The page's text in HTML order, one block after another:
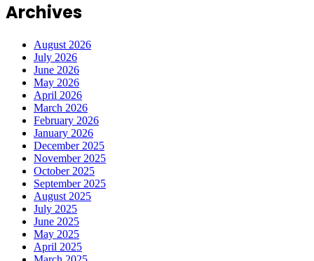
Archives
August 2026
July 2026
June 2026
May 2026
April 2026
March 2026
February 2026
January 2026
December 2025
November 2025
October 2025
September 2025
August 2025
July 2025
June 2025
May 2025
April 2025